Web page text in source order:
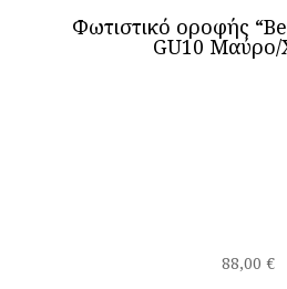
Φωτιστικό οροφής
GU10
88,00 €